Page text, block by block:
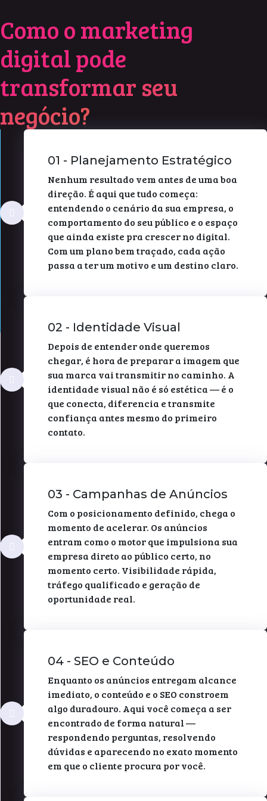
Como o marketing
digital pode
transformar seu
negócio?
01 - Planejamento Estratégico
Nenhum resultado vem antes de uma boa
direção. É aqui que tudo começa:
entendendo o cenário da sua empresa, o
comportamento do seu público e o espaço
que ainda existe pra crescer no digital.
Com um plano bem traçado, cada ação
passa a ter um motivo e um destino claro.
02 - Identidade Visual
Depois de entender onde queremos
chegar, é hora de preparar a imagem que
sua marca vai transmitir no caminho. A
identidade visual não é só estética — é o
que conecta, diferencia e transmite
confiança antes mesmo do primeiro
contato.
03 - Campanhas de Anúncios
Com o posicionamento definido, chega o
momento de acelerar. Os anúncios
entram como o motor que impulsiona sua
empresa direto ao público certo, no
momento certo. Visibilidade rápida,
tráfego qualificado e geração de
oportunidade real.
04 - SEO e Conteúdo
Enquanto os anúncios entregam alcance
imediato, o conteúdo e o SEO constroem
algo duradouro. Aqui você começa a ser
encontrado de forma natural —
respondendo perguntas, resolvendo
dúvidas e aparecendo no exato momento
em que o cliente procura por você.